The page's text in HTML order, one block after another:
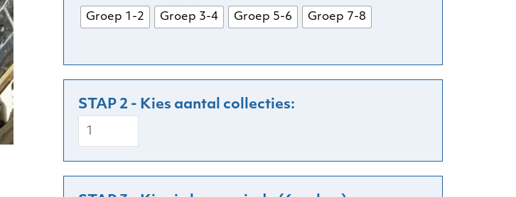
Groep 1-2 Groep 3-4 Groep 5-6 Groep 7-8
Ruimte